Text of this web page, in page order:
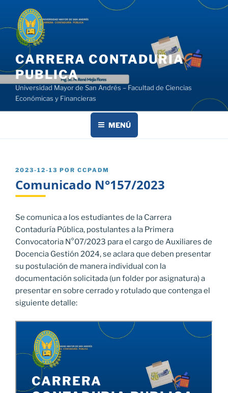
contenido
CARRERA CONTADURIA
PUBLICA
Universidad Mayor de San Andrés – Facultad de Ciencias
Económicas y Financieras
MENÚ
PUBLICADO
2023-12-13 POR CCPADM
Comunicado N°157/2023
Se comunica a los estudiantes de la Carrera
Contaduría Pública, postulantes a la Primera
Convocatoria N°07/2023 para el cargo de Auxiliares de
Docencia Gestión 2024, se aclara que deben presentar
su postulación de manera individual con la
documentación solicitada (un folder por asignatura) a
presentar en sobre cerrado y rotulado que contenga el
siguiente detalle: